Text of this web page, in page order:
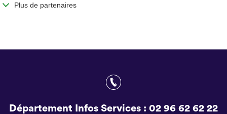
Plus de partenaires
Département Infos Services : 02 96 62 62 22